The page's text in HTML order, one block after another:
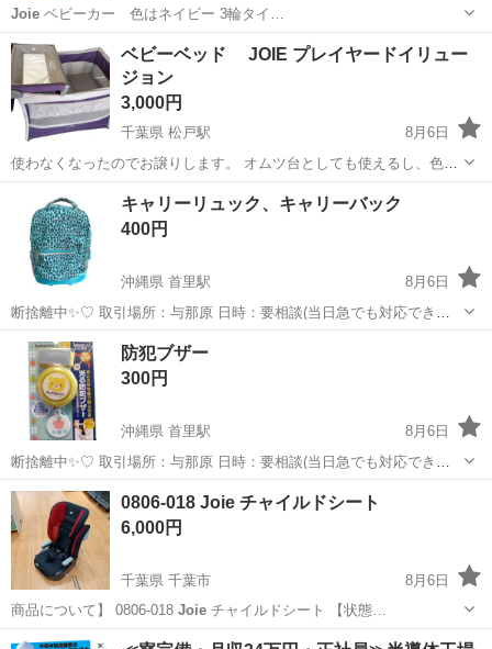
Joieベビーカー 色はネイビー 3輪タイ…
東京 西荻窪駅
ベビーベッド JOIE プレイヤードイリュー
ジョン
3,000円
千葉県 松戸駅
8月6日
使わなくなったのでお譲りします。 オムツ台としても使えるし、色々
収納スペースもあるので便利です。 折りたたみも可能です。 ※ペット
は飼っておりません。
松戸駅 ベビー用品 JOIE
キャリーリュック、キャリーバック
400円
沖縄県 首里駅
8月6日
断捨離中✨♡ 取引場所：与那原 日時：要相談(当日急でも対応できる
時あります) ・頼まれた物はすぐお返事出来ない場合あります！🙏 🔴
商品説明🔴 キャリーリュック・キャリーバックです！ 子供用にと、ド
派手な柄をわざと買いまし...
沖縄 島尻郡 首里駅
防犯ブザー
300円
沖縄県 首里駅
8月6日
断捨離中✨♡ 取引場所：与那原 日時：要相談(当日急でも対応できる
時あります) ・頼まれた物はすぐお返事出来ない場合あります！🙏 🔴
商品説明🔴 子供に使うつもりで購入しましたが、 入学祝いで違うの頂
いた為こちらは、出品しま...
沖縄 島尻郡 防犯ブザー
0806-018 Joie チャイルドシート
6,000円
千葉県 千葉市
8月6日
商品について】 0806-018 Joie チャイルドシート 【状態…
千葉 千葉市 ベビー用品 Joie